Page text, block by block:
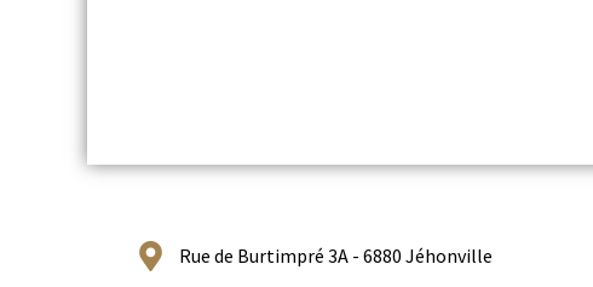
Rue de Burtimpré 3A - 6880 Jéhonville